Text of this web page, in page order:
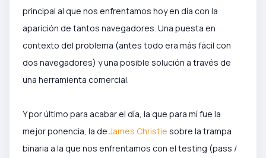
principal al que nos enfrentamos hoy en día con la
aparición de tantos navegadores. Una puesta en
contexto del problema (antes todo era más fácil con
dos navegadores) y una posible solución a través de
una herramienta comercial.
Y por último para acabar el día, la que para mí fue la
mejor ponencia, la deJames Christie sobre la trampa
binaria a la que nos enfrentamos con el testing (pass /